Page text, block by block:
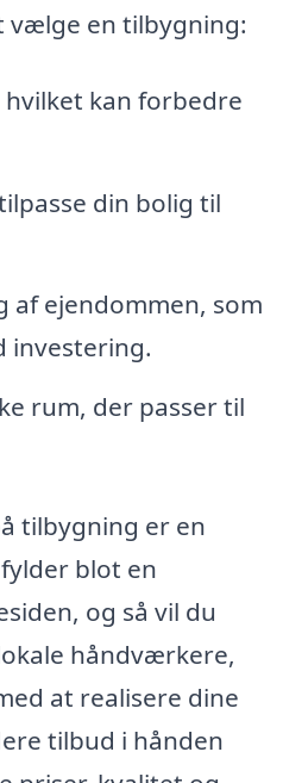
vælge en tilbygning:
kan forbedre
din bolig til
ejendommen, som
investering.
rum, der passer til
tilbygning er en
blot en
og så vil du
håndværkere,
at realisere dine
tilbud i hånden